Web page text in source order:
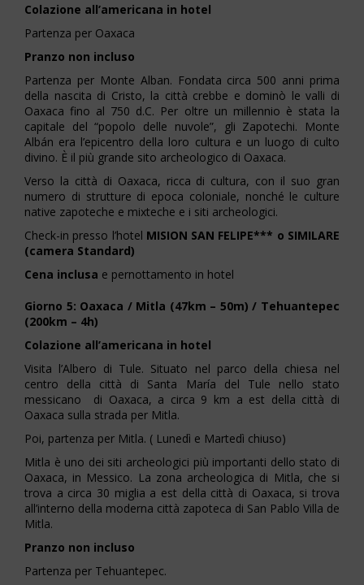
Colazione all’americana in hotel
Partenza per Oaxaca
Pranzo non incluso
Partenza per Monte Alban. Fondata circa 500 anni prima
della nascita di Cristo, la città crebbe e dominò le valli di
Oaxaca fino al 750 d.C. Per oltre un millennio è stata la
capitale del “popolo delle nuvole”, gli Zapotechi. Monte
Albán era l’epicentro della loro cultura e un luogo di culto
divino. È il più grande sito archeologico di Oaxaca.
Verso la città di Oaxaca, ricca di cultura, con il suo gran
numero di strutture di epoca coloniale, nonché le culture
native zapoteche e mixteche e i siti archeologici.
Check-in presso l’hotel MISION SAN FELIPE*** o SIMILARE
(camera Standard)
Cena inclusa e pernottamento in hotel
Giorno 5: Oaxaca / Mitla (47km – 50m) / Tehuantepec
(200km – 4h)
Colazione all’americana in hotel
Visita l’Albero di Tule. Situato nel parco della chiesa nel
centro della città di Santa María del Tule nello stato
messicano di Oaxaca, a circa 9 km a est della città di
Oaxaca sulla strada per Mitla.
Poi, partenza per Mitla. ( Lunedì e Martedì chiuso)
Mitla è uno dei siti archeologici più importanti dello stato di
Oaxaca, in Messico. La zona archeologica di Mitla, che si
trova a circa 30 miglia a est della città di Oaxaca, si trova
all’interno della moderna città zapoteca di San Pablo Villa de
Mitla.
Pranzo non incluso
Partenza per Tehuantepec.